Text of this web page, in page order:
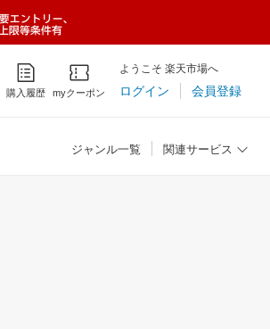
購入履歴 myクーポン
ようこそ 楽天市場へ
ログイン 会員登録
ジャンル一覧 関連サービス